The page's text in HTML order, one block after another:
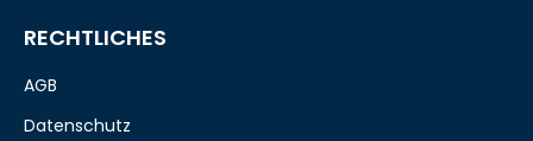
RECHTLICHES
AGB
Datenschutz